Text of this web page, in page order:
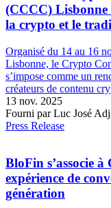
(CCCC)
la crypto et le
Organisé du 14 au 16
Lisbonne, le Crypto
s’impose comme un
créateurs de contenu
13 nov. 2025
Fourni par Luc José
Press Release
BloFin s’associe
expérience de
génération